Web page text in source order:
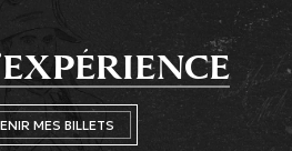
MES BILLETS